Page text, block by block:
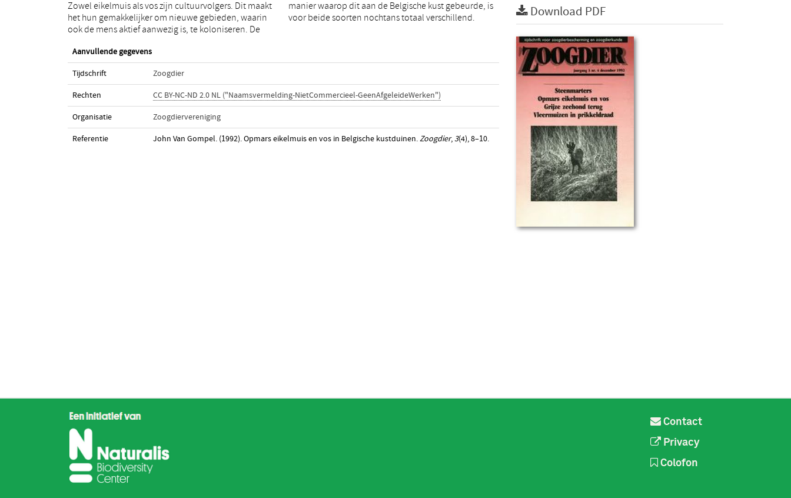
Zowel eikelmuis als vos zijn cultuurvolgers. Dit maakt
het hun gemakkelijker om nieuwe gebieden, waarin
ook de mens aktief aanwezig is, te koloniseren. De
manier waarop dit aan de Belgische kust gebeurde, is
voor beide soorten nochtans totaal verschillend.
Aanvullende gegevens
Tijdschrift Zoogdier
Rechten CC BY-NC-ND 2.0 NL ("Naamsvermelding-NietCommercieel-GeenAfgeleideWerken")
Organisatie Zoogdiervereniging
Referentie John Van Gompel. (1992). Opmars eikelmuis en vos in Belgische kustduinen.Zoogdier, 3(4), 8–10.
Download PDF
Contact
Privacy
Colofon